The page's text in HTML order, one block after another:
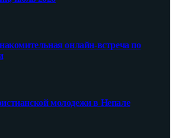
онлайн-встреча по
молодежи в Непале